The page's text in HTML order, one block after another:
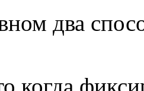
два
когда